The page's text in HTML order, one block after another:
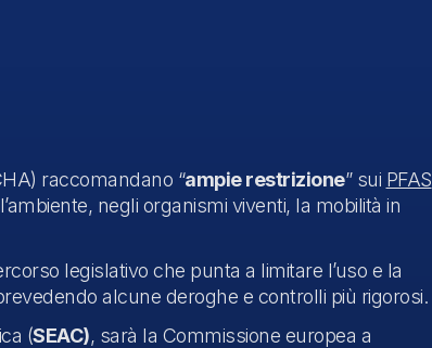
raccomandano “ampie restrizione” sui PFAS
negli organismi viventi, la mobilità in
legislativo che punta a limitare l’uso e la
alcune deroghe e controlli più rigorosi.
(SEAC), sarà la Commissione europea a